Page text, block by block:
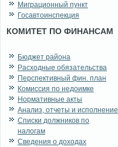
Миграционный пункт
Госавтоинспекция
КОМИТЕТ ПО ФИНАНСАМ
Бюджет района
Расходные обязательства
Перспективный фин. план
Комиссия по недоимке
Нормативные акты
Анализ, отчеты и исполнение
Списки должников по
налогам
Сведения о доходах